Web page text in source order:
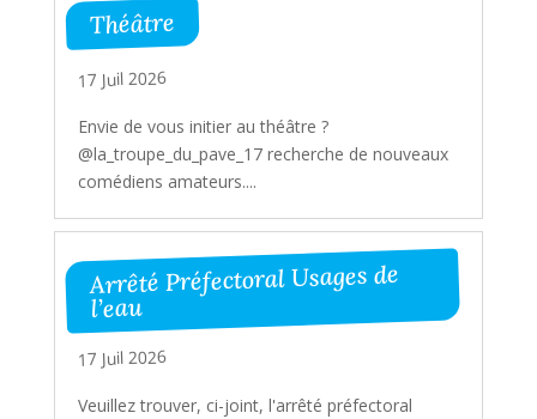
Théâtre
17 Juil 2026
Envie de vous initier au théâtre ?
@la_troupe_du_pave_17 recherche de nouveaux
comédiens amateurs....
Arrêté Préfectoral Usages de
l’eau
17 Juil 2026
Veuillez trouver, ci-joint, l'arrêté préfectoral